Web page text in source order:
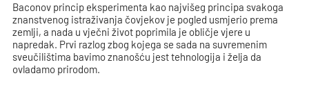
Baconov princip eksperimenta kao najvišeg principa svakoga
znanstvenog istraživanja čovjekov je pogled usmjerio prema
zemlji, a nada u vječni život poprimila je obličje vjere u
napredak. Prvi razlog zbog kojega se sada na suvremenim
sveučilištima bavimo znanošću jest tehnologija i želja da
ovladamo prirodom.